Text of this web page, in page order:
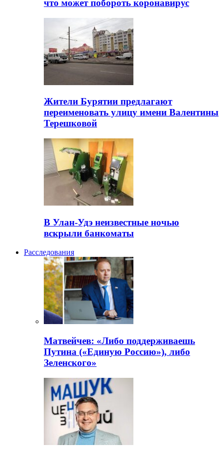
что может побороть коронавирус
Жители Бурятии предлагают
переименовать улицу имени Валентины
Терешковой
В Улан-Удэ неизвестные ночью
вскрыли банкоматы
Расследования
Матвейчев: «Либо поддерживаешь
Путина («Единую Россию»), либо
Зеленского»